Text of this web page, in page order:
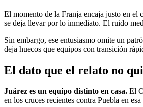
El momento de la Franja encaja justo en
se deja llevar por lo inmediato. El ruido
Sin embargo, ese entusiasmo omite un
deja huecos que equipos con transición
El dato que el relato no
Juárez es un equipo distinto en casa. El
en los cruces recientes contra Puebla en